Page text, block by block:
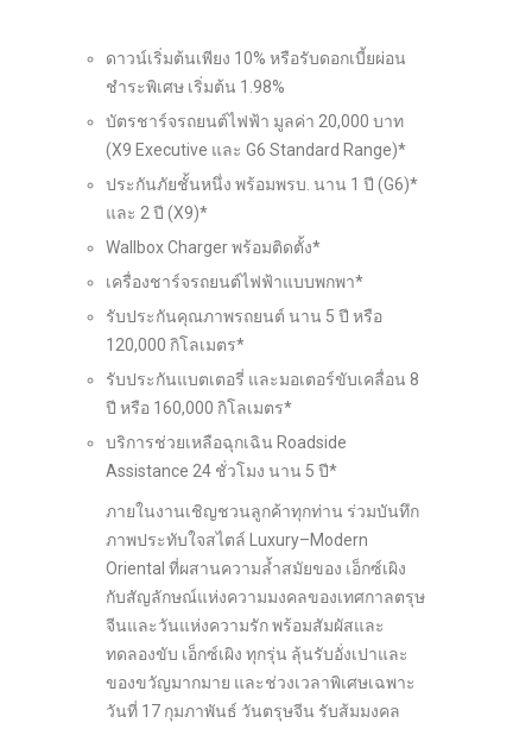
ดาวน์เริ่มต้นเพียง 10% หรือรับดอกเบี้ยผ่อน
ชำระพิเศษ เริ่มต้น 1.98%
บัตรชาร์จรถยนต์ไฟฟ้า มูลค่า 20,000 บาท
(X9 Executive และ G6 Standard Range)*
ประกันภัยชั้นหนึ่ง พร้อมพรบ. นาน 1 ปี (G6)*
และ 2 ปี (X9)*
Wallbox Charger พร้อมติดตั้ง*
เครื่องชาร์จรถยนต์ไฟฟ้าแบบพกพา*
รับประกันคุณภาพรถยนต์ นาน 5 ปี หรือ
120,000 กิโลเมตร*
รับประกันแบตเตอรี่ และมอเตอร์ขับเคลื่อน 8
ปี หรือ 160,000 กิโลเมตร*
บริการช่วยเหลือฉุกเฉิน Roadside
Assistance 24 ชั่วโมง นาน 5 ปี*
ภายในงานเชิญชวนลูกค้าทุกท่าน ร่วมบันทึก
ภาพประทับใจสไตล์ Luxury–Modern
Oriental ที่ผสานความล้ำสมัยของ เอ็กซ์เผิง
กับสัญลักษณ์แห่งความมงคลของเทศกาลตรุษ
จีนและวันแห่งความรัก พร้อมสัมผัสและ
ทดลองขับ เอ็กซ์เผิง ทุกรุ่น ลุ้นรับอั่งเปาและ
ของขวัญมากมาย และช่วงเวลาพิเศษเฉพาะ
วันที่ 17 กุมภาพันธ์ วันตรุษจีน รับส้มมงคล